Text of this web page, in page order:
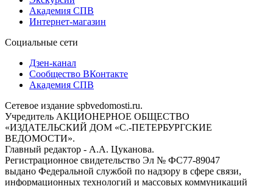
Академия СПВ
Интернет-магазин
Социальные сети
Дзен-канал
Сообщество ВКонтакте
Академия СПВ
Сетевое издание spbvedomosti.ru.
Учредитель АКЦИОНЕРНОЕ ОБЩЕСТВО
«ИЗДАТЕЛЬСКИЙ ДОМ «С.-ПЕТЕРБУРГСКИЕ
ВЕДОМОСТИ».
Главный редактор - А.А. Цуканова.
Регистрационное свидетельство Эл № ФС77-89047
выдано Федеральной службой по надзору в сфере связи,
информационных технологий и массовых коммуникаций